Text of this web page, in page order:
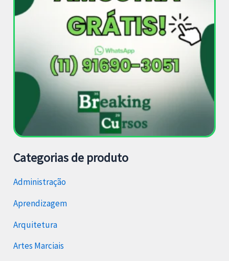
Categorias de produto
Administração
Aprendizagem
Arquitetura
Artes Marciais